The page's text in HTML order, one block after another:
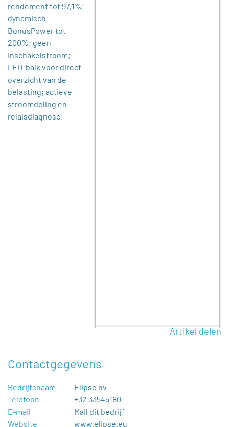
rendement tot 97,1%;
dynamisch
BonusPower tot
200%; geen
inschakelstroom;
LED-balk voor direct
overzicht van de
belasting; actieve
stroomdeling en
relaisdiagnose.
Artikel delen
Contactgegevens
Bedrijfsnaam
Elipse nv
Telefoon
+32 33545180
E-mail
Mail dit bedrijf
Website
www.elipse.eu